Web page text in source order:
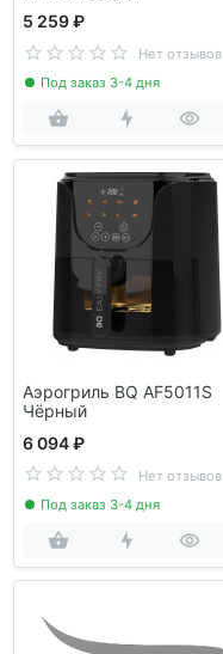
5 259 ₽
Нет отзывов
Под заказ 3-4 дня
Аэрогриль BQ AF5011S
Чёрный
6 094 ₽
Нет отзывов
Под заказ 3-4 дня